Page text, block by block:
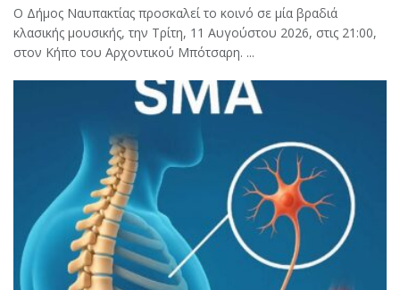
Ο Δήμος Ναυπακτίας προσκαλεί το κοινό σε μία βραδιά
κλασικής μουσικής, την Τρίτη, 11 Αυγούστου 2026, στις 21:00,
στον Κήπο του Αρχοντικού Μπότσαρη. ...